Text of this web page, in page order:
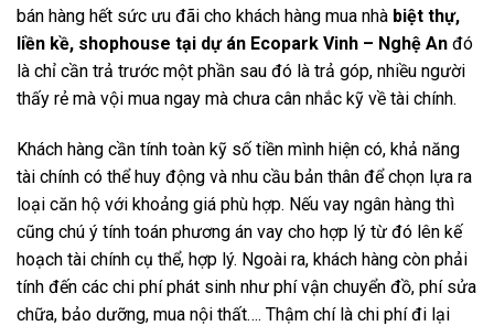
bán hàng hết sức ưu đãi cho khách hàng mua nhà biệt thự,
liền kề, shophouse tại dự án Ecopark Vinh – Nghệ An đó
là chỉ cần trả trước một phần sau đó là trả góp, nhiều người
thấy rẻ mà vội mua ngay mà chưa cân nhắc kỹ về tài chính.
Khách hàng cần tính toàn kỹ số tiền mình hiện có, khả năng
tài chính có thể huy động và nhu cầu bản thân để chọn lựa ra
loại căn hộ với khoảng giá phù hợp. Nếu vay ngân hàng thì
cũng chú ý tính toán phương án vay cho hợp lý từ đó lên kế
hoạch tài chính cụ thể, hợp lý. Ngoài ra, khách hàng còn phải
tính đến các chi phí phát sinh như phí vận chuyển đồ, phí sửa
chữa, bảo dưỡng, mua nội thất…. Thậm chí là chi phí đi lại